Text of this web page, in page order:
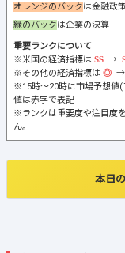
オレンジのバックは金融政
緑のバックは企業の決算
重要ランクについて
※米国の経済指標は
→
※その他の経済指標は
→
※15時～20時に市場予想値(
値は赤字で表記
※ランクは重要度や注目度
ん。
本日